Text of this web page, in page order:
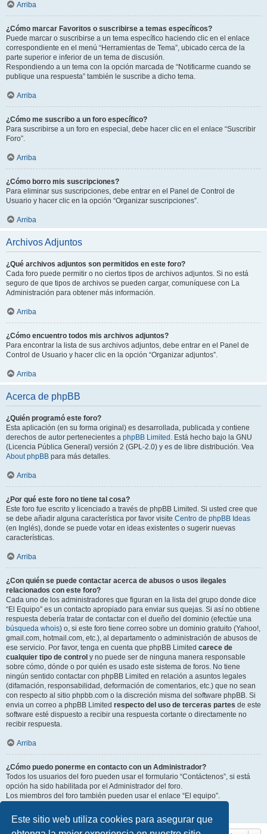
Este sitio web utiliza cookies para asegurar que
Arriba
¿Cómo marcar Favoritos o suscribirse a temas específicos?
Puede marcar o suscribirse a un tema específico haciendo clic en el enlace
correspondiente en el menú “Herramientas de Tema”, ubicado cerca de la
parte superior e inferior de un tema de discusión.
Respondiendo a un tema con la opción marcada de “Notificarme cuando se
publique una respuesta” también le suscribe a dicho tema.
Arriba
¿Cómo me suscribo a un foro específico?
Para suscribirse a un foro en especial, debe hacer clic en el enlace “Suscribir
Foro”.
Arriba
¿Cómo borro mis suscripciones?
Para eliminar sus suscripciones, debe entrar en el Panel de Control de
Usuario y hacer clic en la opción “Organizar suscripciones”.
Arriba
Archivos Adjuntos
¿Qué archivos adjuntos son permitidos en este foro?
Cada foro puede permitir o no ciertos tipos de archivos adjuntos. Si no está
seguro de que tipos de archivos se pueden cargar, comuníquese con La
Administración para obtener más información.
Arriba
¿Cómo encuentro todos mis archivos adjuntos?
Para encontrar la lista de sus archivos adjuntos, debe entrar en el Panel de
Control de Usuario y hacer clic en la opción “Organizar adjuntos”.
Arriba
Acerca de phpBB
¿Quién programó este foro?
Esta aplicación (en su forma original) es desarrollada, publicada y contiene
derechos de autor pertenecientes a phpBB Limited . Está hecho bajo la GNU
(Licencia Pública General) versión 2 (GPL-2.0) y es de libre distribución. Vea
About phpBB para más detalles.
Arriba
¿Por qué este foro no tiene tal cosa?
Este foro fue escrito y licenciado a través de phpBB Limited. Si usted cree que
se debe añadir alguna característica por favor visite Centro de phpBB Ideas
(en Inglés), donde se puede votar en ideas existentes o sugerir nuevas
características.
Arriba
¿Con quién se puede contactar acerca de abusos o usos ilegales
relacionados con este foro?
Cada uno de los administradores que figuran en la lista del grupo donde dice
“El Equipo” es un contacto apropiado para enviar sus quejas. Si así no obtiene
respuesta debería tratar de contactar con el dueño del dominio (efectúe una
búsqueda whois) o, si este foro tiene correo sobre un dominio gratuito (Yahoo!,
gmail.com, hotmail.com, etc.), al departamento o administración de abusos de
ese servicio. Por favor, tenga en cuenta que phpBB Limited carece de
cualquier tipo de control y no puede ser de ninguna manera responsable
sobre cómo, dónde o por quién es usado este sistema de foros. No tiene
ningún sentido contactar con phpBB Limited en relación a asuntos legales
(difamación, responsabilidad, deformación de comentarios, etc.) que no sean
con respecto al sitio phpbb.com o la discreción misma del software phpBB. Si
envia un correo a phpBB Limited respecto del uso de terceras partes de este
software esté dispuesto a recibir una respuesta cortante o directamente no
recibir respuesta.
Arriba
¿Cómo puedo ponerme en contacto con un Administrador?
Todos los usuarios del foro pueden usar el formulario “Contáctenos”, si está
opción ha sido habilitada por el Administrador del foro.
Los miembros del foro también pueden usar el enlace “El equipo”.
Arriba